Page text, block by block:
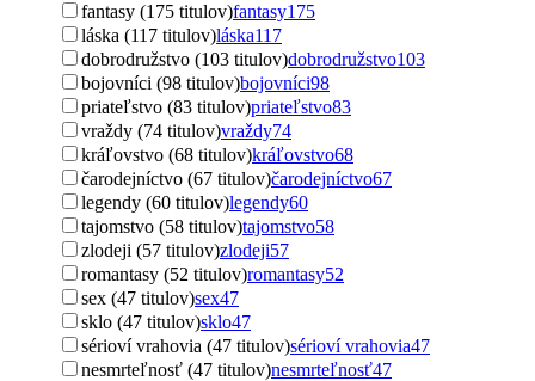
fantasy (175 titulov)fantasy175
láska (117 titulov)láska117
dobrodružstvo (103 titulov)dobrodružstvo103
bojovníci (98 titulov)bojovníci98
priateľstvo (83 titulov)priateľstvo83
vraždy (74 titulov)vraždy74
kráľovstvo (68 titulov)kráľovstvo68
čarodejníctvo (67 titulov)čarodejníctvo67
legendy (60 titulov)legendy60
tajomstvo (58 titulov)tajomstvo58
zlodeji (57 titulov)zlodeji57
romantasy (52 titulov)romantasy52
sex (47 titulov)sex47
sklo (47 titulov)sklo47
sérioví vrahovia (47 titulov)sérioví vrahovia47
nesmrteľnosť (47 titulov)nesmrteľnosť47